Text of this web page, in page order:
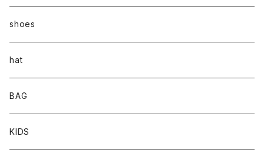
shoes
hat
BAG
KIDS